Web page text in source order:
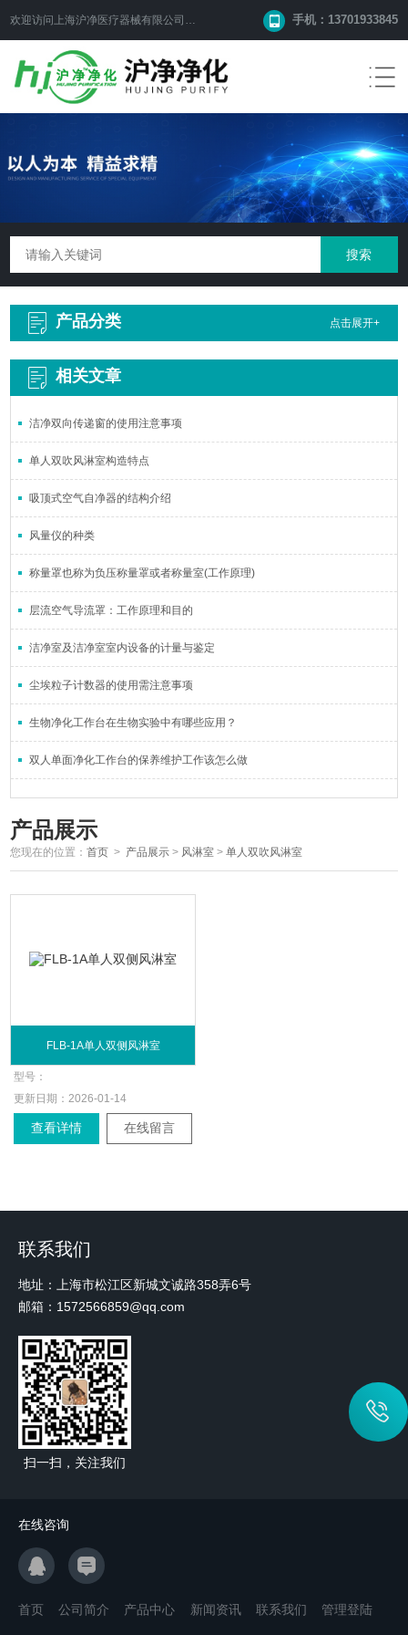
欢迎访问上海沪净医疗器械有限公司网站！ 手机：13701933845
产品分类 点击展开+
相关文章
洁净双向传递窗的使用注意事项
单人双吹风淋室构造特点
吸顶式空气自净器的结构介绍
风量仪的种类
称量罩也称为负压称量罩或者称量室(工作原理)
层流空气导流罩：工作原理和目的
洁净室及洁净室室内设备的计量与鉴定
尘埃粒子计数器的使用需注意事项
生物净化工作台在生物实验中有哪些应用？
双人单面净化工作台的保养维护工作该怎么做
产品展示
您现在的位置：首页 > 产品展示 > 风淋室 >单人双吹风淋室
FLB-1A单人双侧风淋室
型号：
更新日期： 2026-01-14
查看详情 在线留言
联系我们
地址：上海市松江区新城文诚路358弄6号
邮箱：1572566859@qq.com
扫一扫，关注我们
在线咨询
首页 公司简介 产品中心 新闻资讯 联系我们 管理登陆